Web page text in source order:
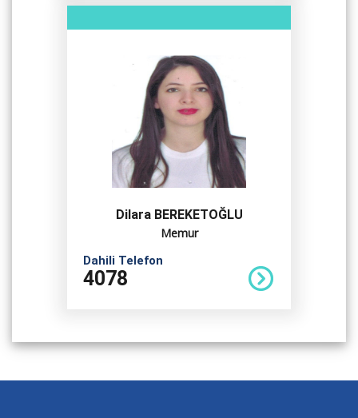
Dilara BEREKETOĞLU
Memur
Dahili Telefon
4078